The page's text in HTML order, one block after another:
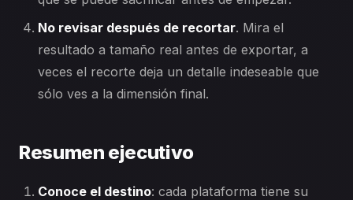
No revisar después de recortar. Mira el
resultado a tamaño real antes de exportar, a
veces el recorte deja un detalle indeseable que
sólo ves a la dimensión final.
Resumen ejecutivo
Conoce el destino: cada plataforma tiene su